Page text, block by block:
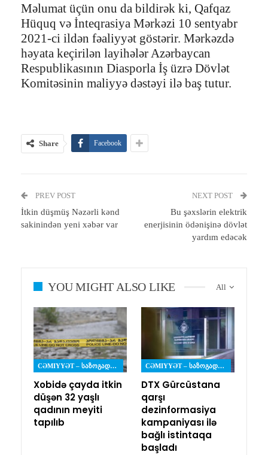
Məlumat üçün onu da bildirək ki, Qafqaz
Hüquq və İnteqrasiya Mərkəzi 10 sentyabr
2021-ci ildən fəaliyyət göstərir. Mərkəzdə
həyata keçirilən layihələr Azərbaycan
Respublikasının Diasporla İş üzrə Dövlət
Komitəsinin maliyyə dəstəyi ilə baş tutur.
Share Facebook
PREV POST
İtkin düşmüş Nəzərli kənd
sakinindən yeni xəbər var
NEXT POST
Bu şəxslərin elektrik
enerjisinin ödənişinə dövlət
yardım edəcək
All
YOU MIGHT ALSO LIKE
CƏMIYYƏT – ᲡᲐᲖᲝᲒᲐᲓᲝᲔᲑᲐ
Xobidə çayda itkin
düşən 32 yaşlı
qadının meyiti
tapılıb
CƏMIYYƏT – ᲡᲐᲖᲝᲒᲐᲓᲝᲔᲑᲐ
DTX Gürcüstana
qarşı
dezinformasiya
kampaniyası ilə
bağlı istintaqa
başladı